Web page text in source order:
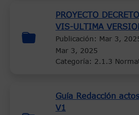
PROYECTO
VIS-ULTIMA
Publicación: Mar 3,
Mar 3, 2025
Categoría: 2.1.3
Guía Redacción
V1